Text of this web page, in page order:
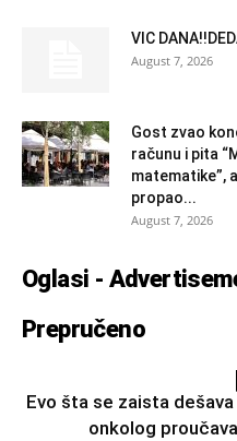
VIC
August 7, 2026
Gost zvao
računu i pita
matematike”,
propao...
August 7, 2026
Oglasi -
Prepručeno
Evo šta se zaista
onkolog